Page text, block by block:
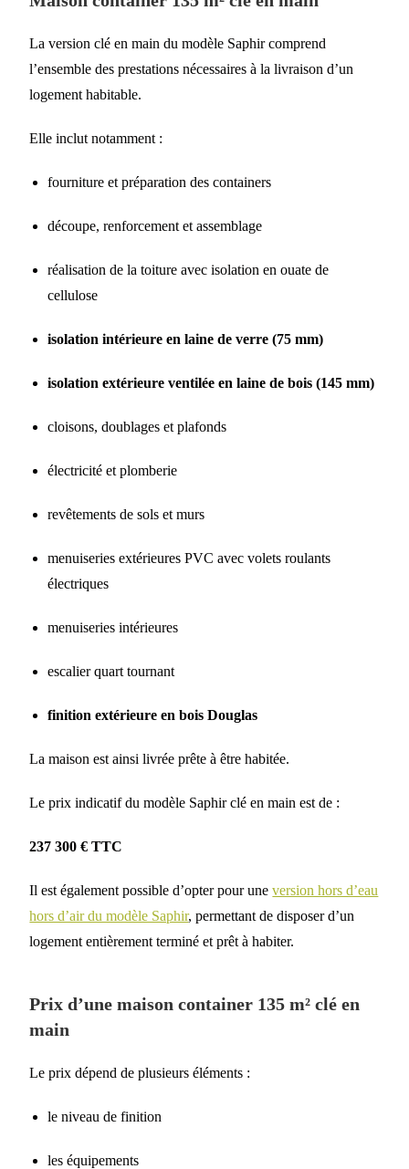
La version clé en main du modèle Saphir comprend
l’ensemble des prestations nécessaires à la livraison d’un
logement habitable.
Elle inclut notamment :
fourniture et préparation des containers
découpe, renforcement et assemblage
réalisation de la toiture avec isolation en ouate de
cellulose
isolation intérieure en laine de verre (75 mm)
isolation extérieure ventilée en laine de bois (145 mm)
cloisons, doublages et plafonds
électricité et plomberie
revêtements de sols et murs
menuiseries extérieures PVC avec volets roulants
électriques
menuiseries intérieures
escalier quart tournant
finition extérieure en bois Douglas
La maison est ainsi livrée prête à être habitée.
Le prix indicatif du modèle Saphir clé en main est de :
237 300 € TTC
Il est également possible d’opter pour uneversion hors d’eau
hors d’air du modèle Saphir, permettant de disposer d’un
logement entièrement terminé et prêt à habiter.
Prix d’une maison container 135 m² clé en
main
Le prix dépend de plusieurs éléments :
le niveau de finition
les équipements